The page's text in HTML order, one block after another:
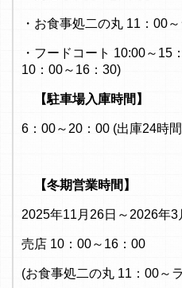
・お食事処二の丸 11：00
・フードコート 10:00～
10：00～16：30)
【駐車場入庫時間】
6：00～20：00 (出庫24時
【冬期営業時間】
2025年11月26日～2026年3
売店 10：00～16：00
(お食事処二の丸 11：00～